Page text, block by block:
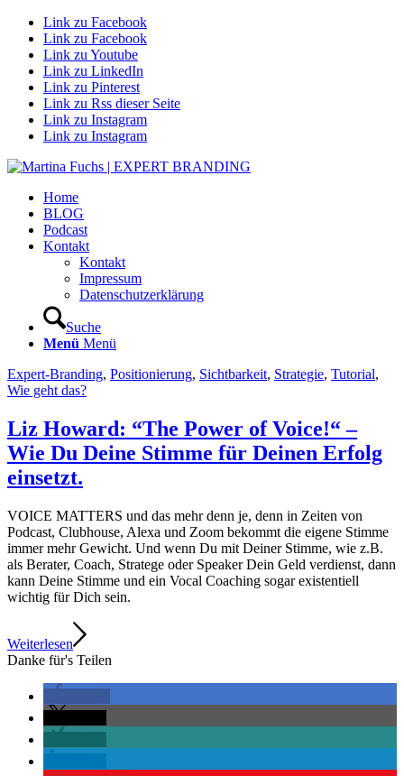
Link zu Facebook
Link zu Facebook
Link zu Youtube
Link zu LinkedIn
Link zu Pinterest
Link zu Rss dieser Seite
Link zu Instagram
Link zu Instagram
Home
BLOG
Podcast
Kontakt
Kontakt
Impressum
Datenschutzerklärung
Suche
Menü Menü
Expert-Branding, Positionierung, Sichtbarkeit, Strategie, Tutorial,
Wie geht das?
Liz Howard: “The Power of Voice!“ –
Wie Du Deine Stimme für Deinen Erfolg
einsetzt.
VOICE MATTERS und das mehr denn je, denn in Zeiten von
Podcast, Clubhouse, Alexa und Zoom bekommt die eigene Stimme
immer mehr Gewicht. Und wenn Du mit Deiner Stimme, wie z.B.
als Berater, Coach, Stratege oder Speaker Dein Geld verdienst, dann
kann Deine Stimme und ein Vocal Coaching sogar existentiell
wichtig für Dich sein.
Weiterlesen
Danke für's Teilen